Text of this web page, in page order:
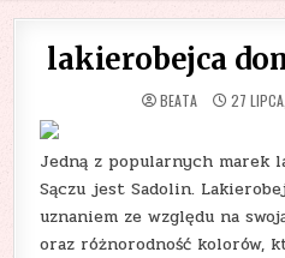
lakierobejca
BEATA 27
Jedną z popularnych marek
Sączu jest Sadolin.
uznaniem ze względu na
oraz różnorodność kolorów,